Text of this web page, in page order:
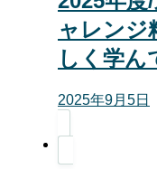
ャレンジ
しく学ん
2025年9月5日